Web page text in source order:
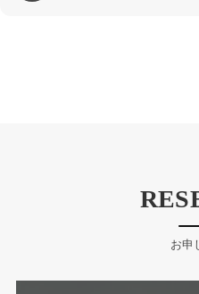
お申